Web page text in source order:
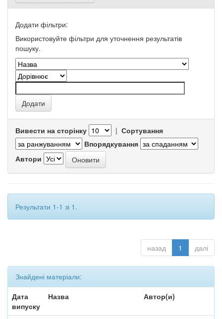
Додати фільтри:
Використовуйте фільтри для уточнення результатів
пошуку.
Вивести на сторінку | Сортування
Впорядкування
Автори
Результати 1-1 зі 1.
назад 1 далі
Знайдені матеріали:
Дата
випуску
Назва Автор(и)